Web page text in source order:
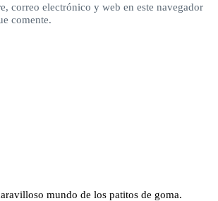
correo electrónico y web en este navegador
comente.
mundo de los patitos de goma.